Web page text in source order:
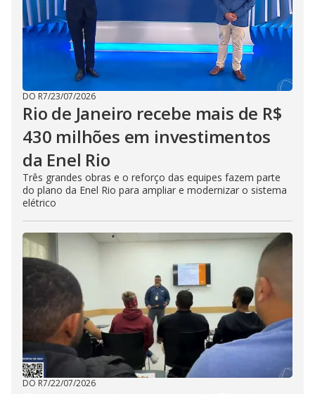
DO R7/23/07/2026
Rio de Janeiro recebe mais de R$
430 milhões em investimentos
da Enel Rio
Três grandes obras e o reforço das equipes fazem parte
do plano da Enel Rio para ampliar e modernizar o sistema
elétrico
DO R7/22/07/2026